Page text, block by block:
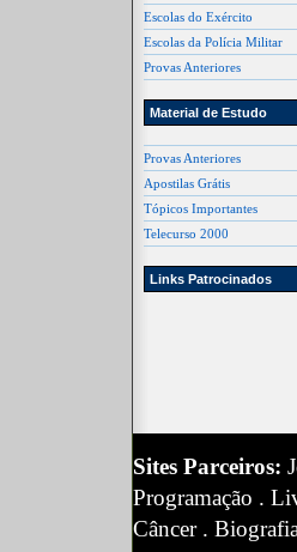
Escolas do Exército
Escolas da Polícia Militar
Provas Anteriores
Material de Estudo
Provas Anteriores
Apostilas Grátis
Tópicos Importantes
Telecurso 2000
Links Patrocinados
Sites Parceiros:
Programação .
Câncer.